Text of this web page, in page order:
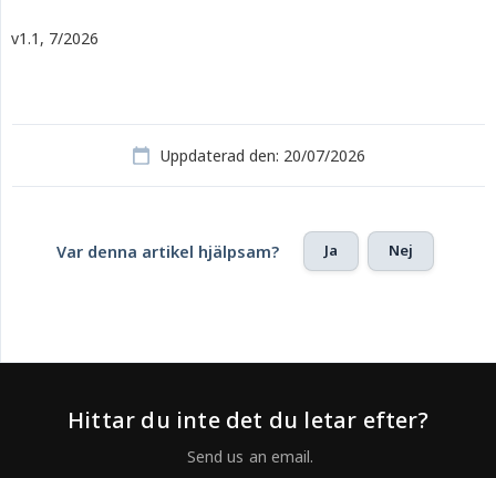
v1.1, 7/2026
Uppdaterad den: 20/07/2026
Var denna artikel hjälpsam? Ja Nej
Hittar du inte det du letar efter?